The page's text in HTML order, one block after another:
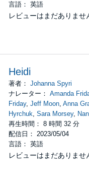
言語： 英語
レビューはまだありませ
Heidi
著者：Johanna Spyri
ナレーター：Amanda
Friday,Jeff Moon,Anna
Hyrchuk,Sara Morsey,
再生時間： 8 時間 32 分
配信日： 2023/05/04
言語： 英語
レビューはまだありませ